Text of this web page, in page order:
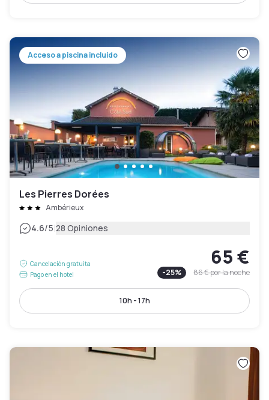
Acceso a piscina incluido
Les Pierres Dorées
Ambérieux
4.6/5|28 Opiniones
Cancelación gratuita
Pago en el hotel
65 €
-25% 86 €por la noche
10h - 17h